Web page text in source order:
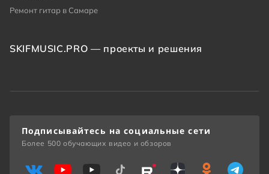
Ремонт гитар в Самаре
SKIFMUSIC.PRO — проекты и решения
Подписывайтесь на социальные сети
Более 500 обучающих видео и обзоров